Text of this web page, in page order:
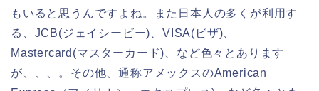
もいると思うんですよね。また日本人の多くが利用す
る、JCB(ジェイシービー)、VISA(ビザ)、
Mastercard(マスターカード)、など色々とあります
が、、、。その他、通称アメックスのAmerican